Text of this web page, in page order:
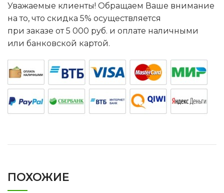
Уважаемые клиенты! Обращаем Ваше внимание
на то, что скидка 5% осуществляется
при заказе от 5 000 руб. и оплате наличными
или банковской картой.
ПОХОЖИЕ